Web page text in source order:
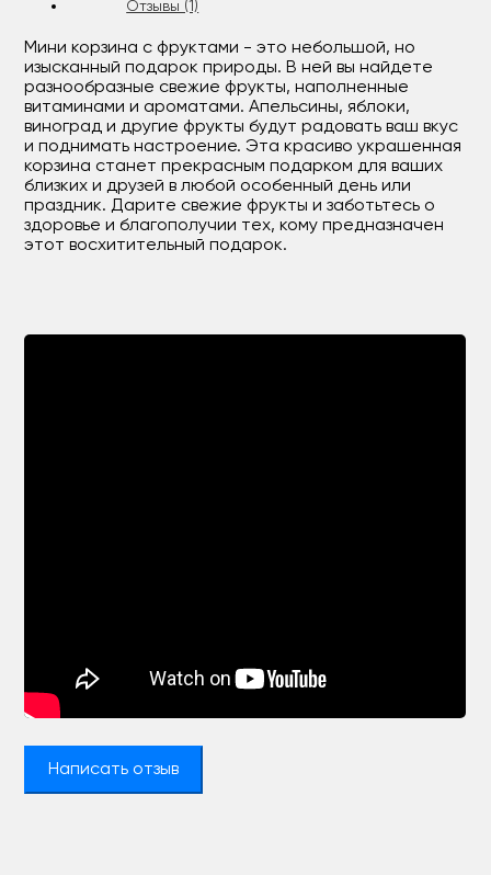
Отзывы (1)
Мини корзина с фруктами - это небольшой, но
изысканный подарок природы. В ней вы найдете
разнообразные свежие фрукты, наполненные
витаминами и ароматами. Апельсины, яблоки,
виноград и другие фрукты будут радовать ваш вкус
и поднимать настроение. Эта красиво украшенная
корзина станет прекрасным подарком для ваших
близких и друзей в любой особенный день или
праздник. Дарите свежие фрукты и заботьтесь о
здоровье и благополучии тех, кому предназначен
этот восхитительный подарок.
Написать отзыв